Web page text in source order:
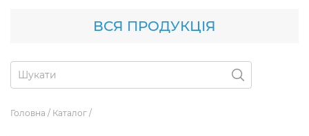
ВСЯ ПРОДУКЦІЯ
Головна / Каталог /